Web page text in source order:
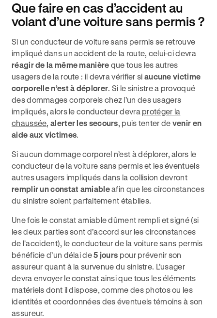
Que faire en cas d’accident au
volant d’une voiture sans permis ?
Si un conducteur de voiture sans permis se retrouve
impliqué dans un accident de la route, celui-ci devra
réagir de la même manière que tous les autres
usagers de la route : il devra vérifier si aucune victime
corporelle n’est à déplorer. Si le sinistre a provoqué
des dommages corporels chez l’un des usagers
impliqués, alors le conducteur devra protéger la
chaussée,alerter les secours, puis tenter de venir en
aide aux victimes.
Si aucun dommage corporel n’est à déplorer, alors le
conducteur de la voiture sans permis et les éventuels
autres usagers impliqués dans la collision devront
remplir un constat amiableafin que les circonstances
du sinistre soient parfaitement établies.
Une fois le constat amiable dûment rempli et signé (si
les deux parties sont d’accord sur les circonstances
de l'accident), le conducteur de la voiture sans permis
bénéficie d’un délai de5 jours pour prévenir son
assureur quant à la survenue du sinistre. L’usager
devra envoyer le constat ainsi que tous les éléments
matériels dont il dispose, comme des photos ou les
identités et coordonnées des éventuels témoins à son
assureur.